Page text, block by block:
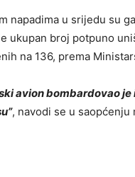
napadima u srijedu su
ukupan broj potpuno
na 136, prema
avion bombardovao
, navodi se u saopćenju